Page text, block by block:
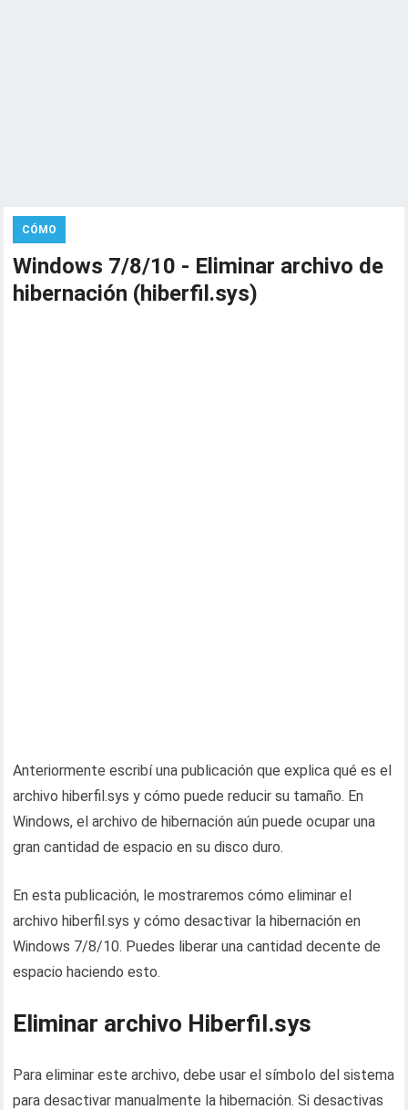
CÓMO
Windows 7/8/10 - Eliminar archivo de
hibernación (hiberfil.sys)
Anteriormente escribí una publicación que explica qué es el
archivo hiberfil.sys y cómo puede reducir su tamaño. En
Windows, el archivo de hibernación aún puede ocupar una
gran cantidad de espacio en su disco duro.
En esta publicación, le mostraremos cómo eliminar el
archivo hiberfil.sys y cómo desactivar la hibernación en
Windows 7/8/10. Puedes liberar una cantidad decente de
espacio haciendo esto.
Eliminar archivo Hiberfil.sys
Para eliminar este archivo, debe usar el símbolo del sistema
para desactivar manualmente la hibernación. Si desactivas